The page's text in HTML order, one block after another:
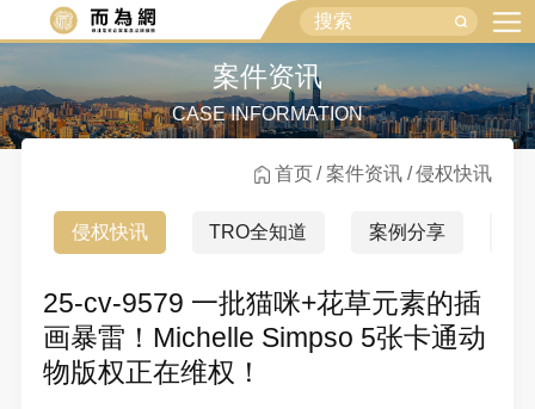
案件资讯
CASE INFORMATION
首页 案件资讯 侵权快讯
侵权快讯 TRO全知道 案例分享
25-cv-9579 一批猫咪+花草元素的插
画暴雷！Michelle Simpso 5张卡通动
物版权正在维权！